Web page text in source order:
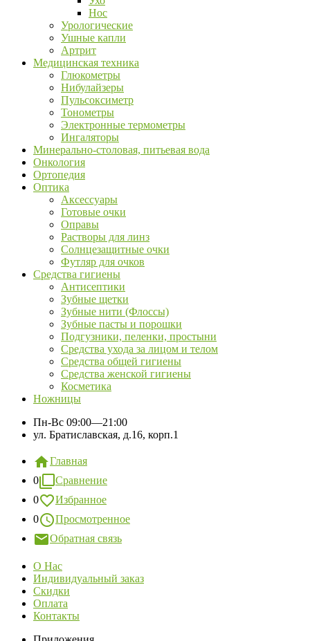
Нос
Урологические
Ушные капли
Артрит
Медицинская техника
Глюкометры
Нибулайзеры
Пульсоксиметр
Тонометры
Электронные термометры
Ингаляторы
Минерально-столовая, питьевая вода
Онкология
Ортопедия
Оптика
Аксессуары
Готовые очки
Оправы
Растворы для линз
Солнцезащитные очки
Футляр для очков
Средства гигиены
Антисептики
Зубные щетки
Зубные нити (Флоссы)
Зубные пасты и порошки
Подгузники, пеленки, простыни
Средства ухода за лицом и телом
Средства общей гигиены
Средства женской гигиены
Косметика
Ножницы
Пн-Вс 09:00—21:00
ул. Братиславская, д.16, корп.1
Главная
0
Сравнение
0
Избранное
0
Просмотренное
Обратная связь
О Нас
Индивидуальный заказ
Скидки
Оплата
Контакты